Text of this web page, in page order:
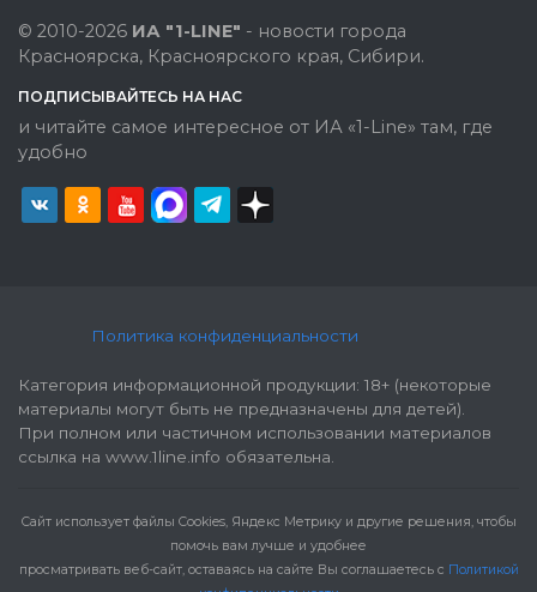
© 2010-2026 ИА "1-LINE" - новости города
Красноярска, Красноярского края, Сибири.
ПОДПИСЫВАЙТЕСЬ НА НАС
и читайте самое интересное от ИА «1-Line» там, где
удобно
Политика конфиденциальности
Категория информационной продукции: 18+ (некоторые
материалы могут быть не предназначены для детей).
При полном или частичном использовании материалов
ссылка на www.1line.info обязательна.
Cайт использует файлы Cookies, Яндекс Метрику и другие решения, чтобы
помочь вам лучше и удобнее
просматривать веб-сайт, оставаясь на сайте Вы соглашаетесь с Политикой